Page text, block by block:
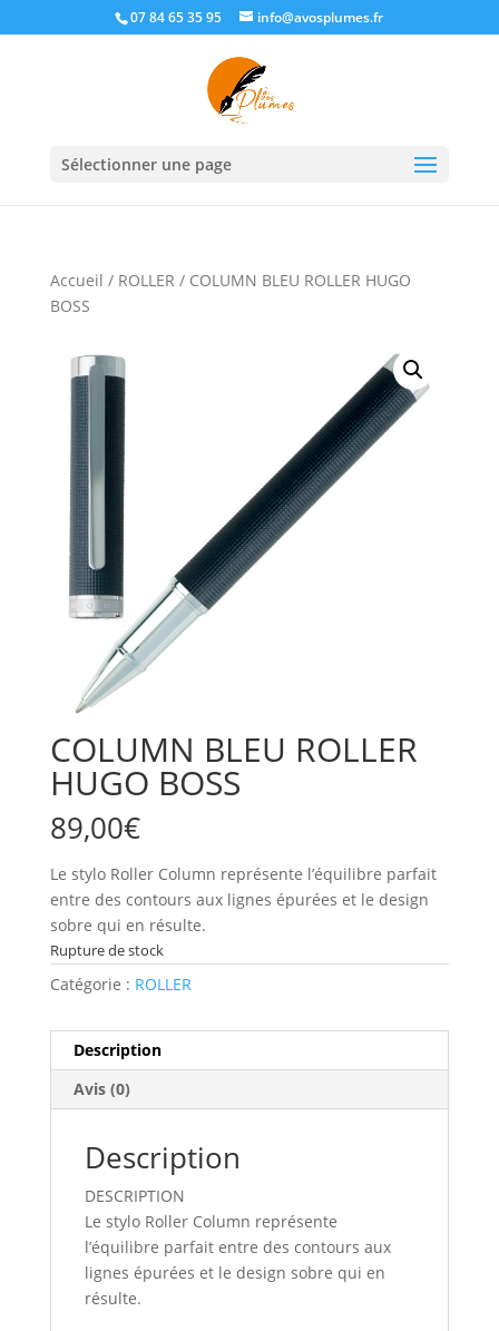
07 84 65 35 95 info@avosplumes.fr
Sélectionner une page
Accueil / ROLLER / COLUMN BLEU ROLLER HUGO
BOSS
COLUMN BLEU ROLLER
HUGO BOSS
89,00€
Le stylo Roller Column représente l’équilibre parfait
entre des contours aux lignes épurées et le design
sobre qui en résulte.
Rupture de stock
Catégorie : ROLLER
Description
Avis (0)
Description
DESCRIPTION
Le stylo Roller Column représente
l’équilibre parfait entre des contours aux
lignes épurées et le design sobre qui en
résulte.